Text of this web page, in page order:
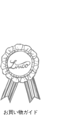
お買い物ガイド